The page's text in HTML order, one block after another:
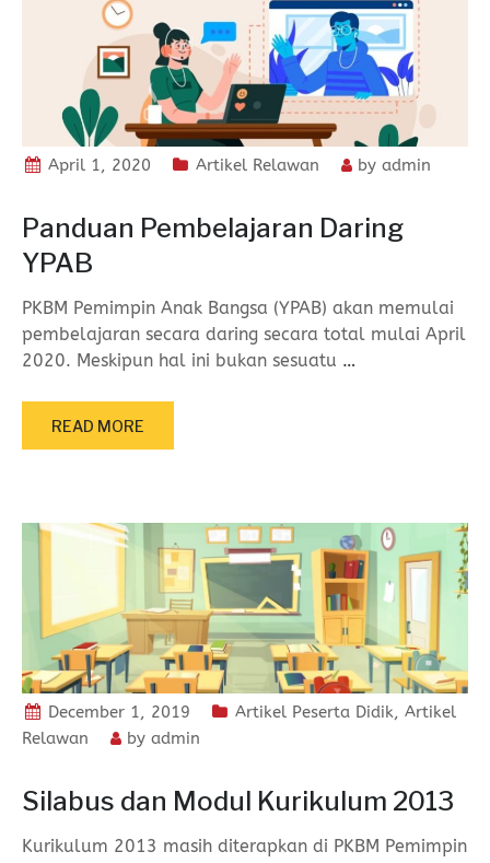
April 1, 2020 Artikel Relawan by admin
Panduan Pembelajaran Daring
YPAB
PKBM Pemimpin Anak Bangsa (YPAB) akan memulai
pembelajaran secara daring secara total mulai April
2020. Meskipun hal ini bukan sesuatu …
READ MORE
December 1, 2019 Artikel Peserta Didik, Artikel
Relawan
by admin
Silabus dan Modul Kurikulum 2013
Kurikulum 2013 masih diterapkan di PKBM Pemimpin